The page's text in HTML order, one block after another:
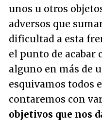
unos u otros
adversos que
dificultad a esta
el punto de acabar
alguno en más de
esquivamos todos
contaremos con
objetivos que nos